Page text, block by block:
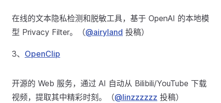
在线的文本隐私检测和脱敏工具，基于 OpenAI 的本地模
型 Privacy Filter。（@airyland 投稿）
3、 OpenClip
开源的 Web 服务，通过 AI 自动从 Bilibili/YouTube 下载
视频，提取其中精彩时刻。（@linzzzzzz 投稿）